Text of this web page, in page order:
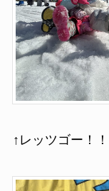
↑レッツゴー！！